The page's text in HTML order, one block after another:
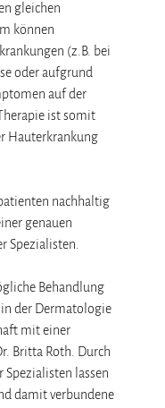
gleichen
können
(z.B. bei
oder aufgrund
auf der
ist somit
Hauterkrankung
nachhaltig
genauen
Spezialisten.
Behandlung
der Dermatologie
mit einer
Britta Roth. Durch
lassen
damit verbundene